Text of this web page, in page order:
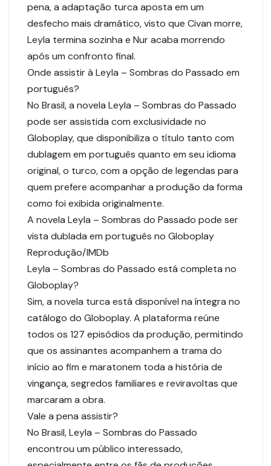
pena, a adaptação turca aposta em um
desfecho mais dramático, visto que Civan morre,
Leyla termina sozinha e Nur acaba morrendo
após um confronto final.
Onde assistir à Leyla – Sombras do Passado em
português?
No Brasil, a novela Leyla – Sombras do Passado
pode ser assistida com exclusividade no
Globoplay, que disponibiliza o título tanto com
dublagem em português quanto em seu idioma
original, o turco, com a opção de legendas para
quem prefere acompanhar a produção da forma
como foi exibida originalmente.
A novela Leyla – Sombras do Passado pode ser
vista dublada em português no Globoplay
Reprodução/IMDb
Leyla – Sombras do Passado está completa no
Globoplay?
Sim, a novela turca está disponível na íntegra no
catálogo do Globoplay. A plataforma reúne
todos os 127 episódios da produção, permitindo
que os assinantes acompanhem a trama do
início ao fim e maratonem toda a história de
vingança, segredos familiares e reviravoltas que
marcaram a obra.
Vale a pena assistir?
No Brasil, Leyla – Sombras do Passado
encontrou um público interessado,